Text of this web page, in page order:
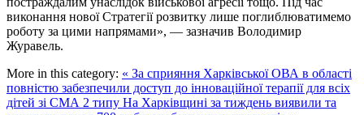
виконання нової Стратегії розвитку лише поглиблюватимемо
роботу за цими напрямами», — зазначив Володимир
Журавель.
More in this category: « За сприяння Харківської ОВА в області
повністю забезпечили доступ до інноваційної терапії для всіх
дітей зі СМА 2 типу На Харківщині за тиждень виявили та